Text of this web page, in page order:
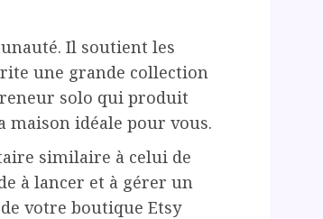
Il soutient les
une grande collection
solo qui produit
maison idéale pour vous.
similaire à celui de
à lancer et à gérer un
votre boutique Etsy